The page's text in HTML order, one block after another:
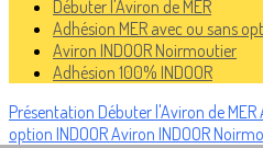
Débuter l'Aviron de MER
Adhésion MER avec ou sans
Aviron INDOOR Noirmoutier
Adhésion 100% INDOOR
Présentation Débuter l'Aviron de MER
option INDOORAviron INDOOR